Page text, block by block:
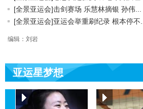
[全景亚运会]击剑赛场 乐慧林摘银 孙伟...
[全景亚运会]亚运会举重刷纪录 根本停不...
编辑：刘岩
亚运星梦想